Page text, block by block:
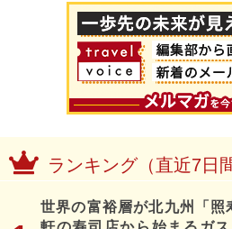
ランキング（直近7日
世界の富裕層が北九州「照